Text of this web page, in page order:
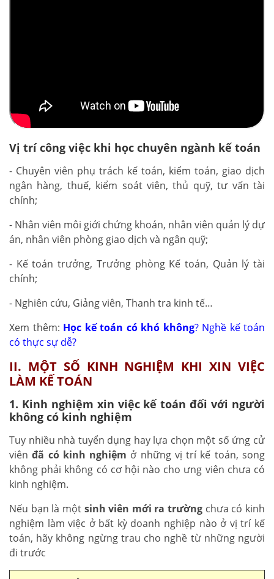
Vị trí công việc khi học chuyên ngành kế toán
- Chuyên viên phụ trách kế toán, kiểm toán, giao dịch
ngân hàng, thuế, kiểm soát viên, thủ quỹ, tư vấn tài
chính;
- Nhân viên môi giới chứng khoán, nhân viên quản lý dự
án, nhân viên phòng giao dịch và ngân quỹ;
- Kế toán trưởng, Trưởng phòng Kế toán, Quản lý tài
chính;
- Nghiên cứu, Giảng viên, Thanh tra kinh tế…
Xem thêm: Học kế toán có khó không? Nghề kế toán
có thực sự dễ?
II. MỘT SỐ KINH NGHIỆM KHI XIN VIỆC
LÀM KẾ TOÁN
1. Kinh nghiệm xin việc kế toán đối với người
không có kinh nghiệm
Tuy nhiều nhà tuyển dụng hay lựa chọn một số ứng cử
viênđã có kinh nghiệm ở những vị trí kế toán, song
không phải không có cơ hội nào cho ưng viên chưa có
kinh nghiệm.
Nếu bạn là một sinh viên mới ra trường chưa có kinh
nghiệm làm việc ở bất kỳ doanh nghiệp nào ở vị trí kế
toán, hãy không ngừng trau cho nghề từ những người
đi trước